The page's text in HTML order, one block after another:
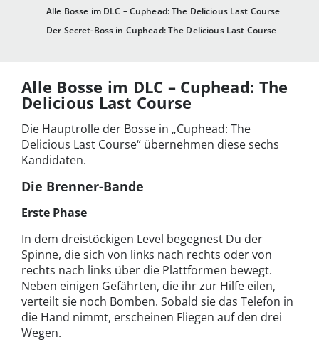
Alle Bosse im DLC – Cuphead: The Delicious Last Course
Der Secret-Boss in Cuphead: The Delicious Last Course
Alle Bosse im DLC – Cuphead: The
Delicious Last Course
Die Hauptrolle der Bosse in „Cuphead: The
Delicious Last Course“ übernehmen diese sechs
Kandidaten.
Die Brenner-Bande
Erste Phase
In dem dreistöckigen Level begegnest Du der
Spinne, die sich von links nach rechts oder von
rechts nach links über die Plattformen bewegt.
Neben einigen Gefährten, die ihr zur Hilfe eilen,
verteilt sie noch Bomben. Sobald sie das Telefon in
die Hand nimmt, erscheinen Fliegen auf den drei
Wegen.